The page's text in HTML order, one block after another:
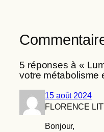
5 réponses à «
votre métabolisme
15 août 2024
FLORENCE
Bonjour,